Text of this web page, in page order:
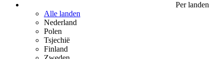
Per landen
Alle landen
Nederland
Polen
Tsjechië
Finland